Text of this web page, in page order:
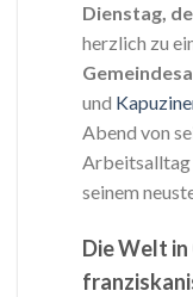
Dienstag,
herzlich zu
und
Abend von
Arbeitsalltag
seinem
Die Welt